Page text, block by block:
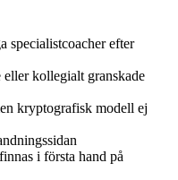
specialistcoacher efter
kollegialt granskade
kryptografisk modell ej
i första hand på